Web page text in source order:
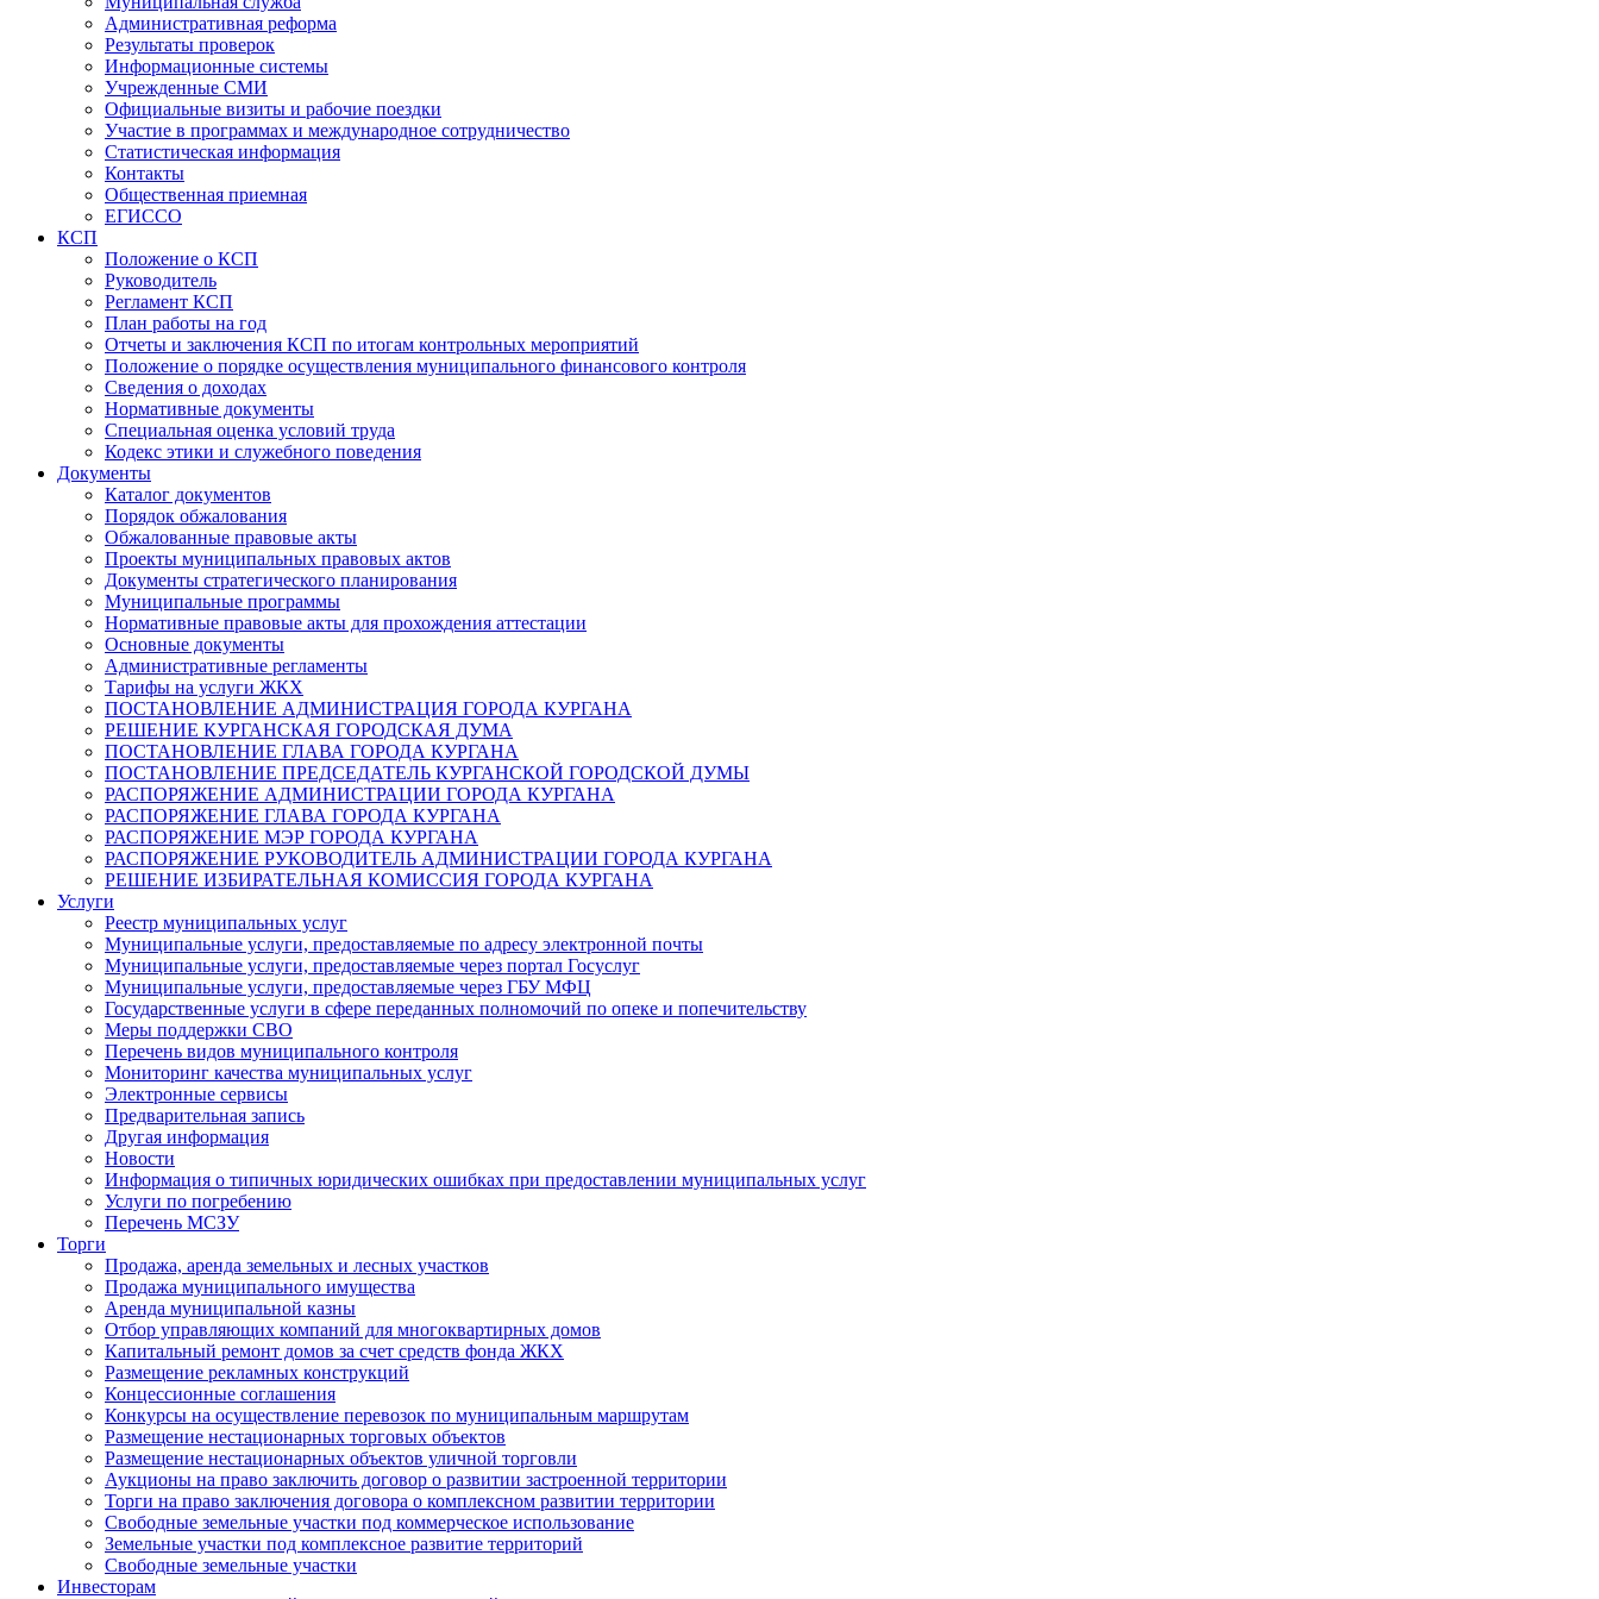
Административная реформа
Результаты проверок
Информационные системы
Учрежденные СМИ
Официальные визиты и рабочие поездки
Участие в программах и международное сотрудничество
Статистическая информация
Контакты
Общественная приемная
ЕГИССО
КСП
Положение о КСП
Руководитель
Регламент КСП
План работы на год
Отчеты и заключения КСП по итогам контрольных мероприятий
Положение о порядке осуществления муниципального финансового контроля
Сведения о доходах
Нормативные документы
Специальная оценка условий труда
Кодекс этики и служебного поведения
Документы
Каталог документов
Порядок обжалования
Обжалованные правовые акты
Проекты муниципальных правовых актов
Документы стратегического планирования
Муниципальные программы
Нормативные правовые акты для прохождения аттестации
Основные документы
Административные регламенты
Тарифы на услуги ЖКХ
ПОСТАНОВЛЕНИЕ АДМИНИСТРАЦИЯ ГОРОДА КУРГАНА
РЕШЕНИЕ КУРГАНСКАЯ ГОРОДСКАЯ ДУМА
ПОСТАНОВЛЕНИЕ ГЛАВА ГОРОДА КУРГАНА
ПОСТАНОВЛЕНИЕ ПРЕДСЕДАТЕЛЬ КУРГАНСКОЙ ГОРОДСКОЙ ДУМЫ
РАСПОРЯЖЕНИЕ АДМИНИСТРАЦИИ ГОРОДА КУРГАНА
РАСПОРЯЖЕНИЕ ГЛАВА ГОРОДА КУРГАНА
РАСПОРЯЖЕНИЕ МЭР ГОРОДА КУРГАНА
РАСПОРЯЖЕНИЕ РУКОВОДИТЕЛЬ АДМИНИСТРАЦИИ ГОРОДА КУРГАНА
РЕШЕНИЕ ИЗБИРАТЕЛЬНАЯ КОМИССИЯ ГОРОДА КУРГАНА
Услуги
Реестр муниципальных услуг
Муниципальные услуги, предоставляемые по адресу электронной почты
Муниципальные услуги, предоставляемые через портал Госуслуг
Муниципальные услуги, предоставляемые через ГБУ МФЦ
Государственные услуги в сфере переданных полномочий по опеке и попечительству
Меры поддержки СВО
Перечень видов муниципального контроля
Мониторинг качества муниципальных услуг
Электронные сервисы
Предварительная запись
Другая информация
Новости
Информация о типичных юридических ошибках при предоставлении муниципальных услуг
Услуги по погребению
Перечень МСЗУ
Торги
Продажа, аренда земельных и лесных участков
Продажа муниципального имущества
Аренда муниципальной казны
Отбор управляющих компаний для многоквартирных домов
Капитальный ремонт домов за счет средств фонда ЖКХ
Размещение рекламных конструкций
Концессионные соглашения
Конкурсы на осуществление перевозок по муниципальным маршрутам
Размещение нестационарных торговых объектов
Размещение нестационарных объектов уличной торговли
Аукционы на право заключить договор о развитии застроенной территории
Торги на право заключения договора о комплексном развитии территории
Свободные земельные участки под коммерческое использование
Земельные участки под комплексное развитие территорий
Свободные земельные участки
Инвесторам